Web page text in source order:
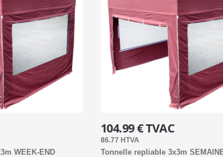
WEEK-END
104.99 € TVAC
86.77 HTVA
Tonnelle repliable 3x3m